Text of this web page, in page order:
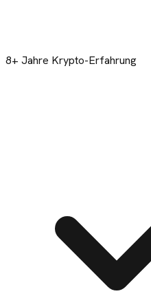
8+ Jahre Krypto-Erfahrung